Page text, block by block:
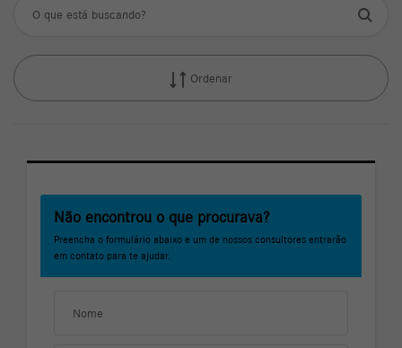
Ordenar
Não encontrou o que procurava?
Preencha o formulário abaixo e um de nossos consultores entrarão
em contato para te ajudar.